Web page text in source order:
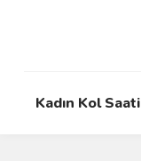
Kadın Kol Saati